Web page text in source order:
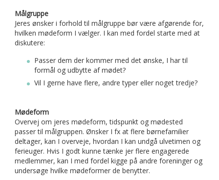
Målgruppe
Jeres ønsker i forhold til målgruppe bør være afgørende for,
hvilken mødeform I vælger. I kan med fordel starte med at
diskutere:
Passer dem der kommer med det ønske, I har til
formål og udbytte af mødet?
Vil I gerne have flere, andre typer eller noget tredje?
Mødeform
Overvej om jeres mødeform, tidspunkt og mødested
passer til målgruppen. Ønsker I fx at flere børnefamilier
deltager, kan I overveje, hvordan I kan undgå ulvetimen og
ferieuger. Hvis I godt kunne tænke jer flere engagerede
medlemmer, kan I med fordel kigge på andre foreninger og
undersøge hvilke mødeformer de benytter.